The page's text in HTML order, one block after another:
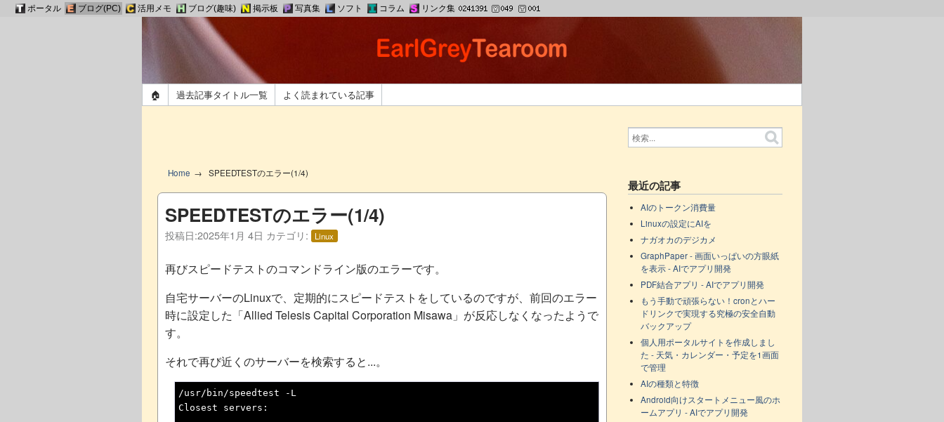
🏠 過去記事タイトル一覧 よく読まれている記事
Home SPEEDTESTのエラー(1/4)
SPEEDTESTのエラー(1/4)
投稿日:2025年1月 4日 カテゴリ: Linux
再びスピードテストのコマンドライン版のエラーです。
自宅サーバーのLinuxで、定期的にスピードテストをしているのですが、前回のエラー
時に設定した「Allied Telesis Capital Corporation Misawa」が反応しなくなったようで
す。
それで再び近くのサーバーを検索すると...。
/usr/bin/speedtest -L
Closest servers:
最近の記事
AIのトークン消費量
Linuxの設定にAIを
ナガオカのデジカメ
GraphPaper - 画面いっぱいの方眼紙
を表示 - AIでアプリ開発
PDF結合アプリ - AIでアプリ開発
もう手動で頑張らない！cronとハー
ドリンクで実現する究極の安全自動
バックアップ
個人用ポータルサイトを作成しまし
た - 天気・カレンダー・予定を1画面
で管理
AIの種類と特徴
Android向けスタートメニュー風のホ
ームアプリ - AIでアプリ開発
ポータル ブログ(PC) 活用メモ ブログ(趣味) 掲示板 写真集 ソフト コラム リンク集